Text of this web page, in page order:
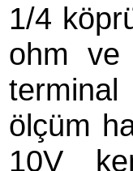
1/4
ohm ve
terminal
ölçüm
10V